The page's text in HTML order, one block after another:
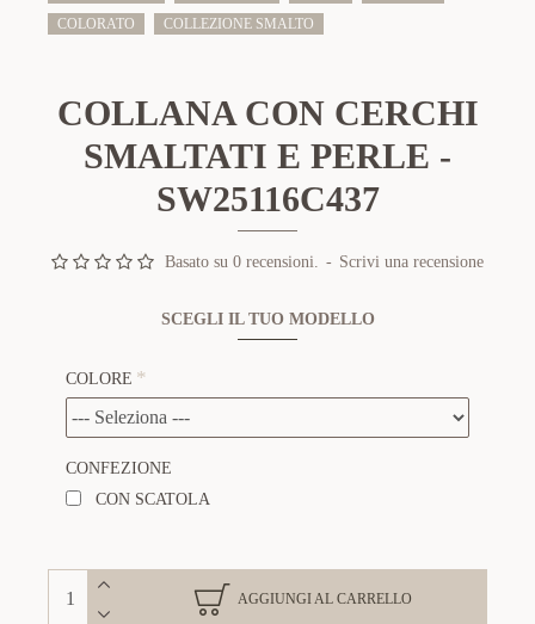
COLORATO
COLLEZIONE SMALTO
COLLANA CON CERCHI
SMALTATI E PERLE -
SW25116C437
Basato su 0 recensioni. - Scrivi una recensione
SCEGLI IL TUO MODELLO
COLORE
CONFEZIONE
CON SCATOLA
AGGIUNGI AL CARRELLO